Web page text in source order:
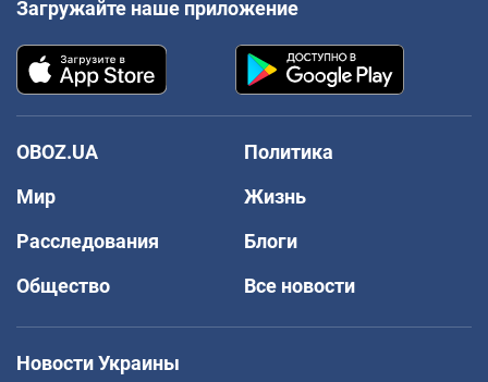
Загружайте наше приложение
OBOZ.UA
Политика
Мир
Жизнь
Расследования
Блоги
Общество
Все новости
Новости Украины